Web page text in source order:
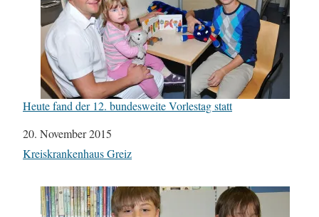
Heute fand der 12. bundesweite Vorlestag statt
Datum
20. November 2015
In Bezug auf
Kreiskrankenhaus Greiz